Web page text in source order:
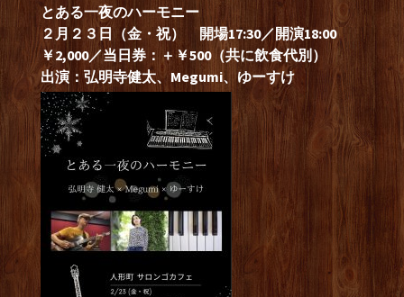
とある一夜のハーモニー
２月２３ 日（金・祝） 開場17:30／開演18:00
￥2,000／当日券：＋￥500（共に飲食代別）
出演：弘明寺健太、Megumi、ゆーすけ